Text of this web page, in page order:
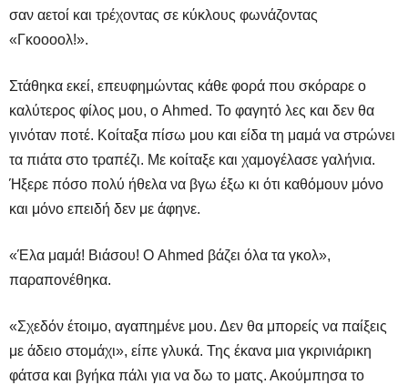
σαν αετοί και τρέχοντας σε κύκλους φωνάζοντας
«Γκοοοολ!».
Στάθηκα εκεί, επευφημώντας κάθε φορά που σκόραρε ο
καλύτερος φίλος μου, ο Ahmed. To φαγητό λες και δεν θα
γινόταν ποτέ. Κοίταξα πίσω μου και είδα τη μαμά να στρώνει
τα πιάτα στο τραπέζι. Με κοίταξε και χαμογέλασε γαλήνια.
Ήξερε πόσο πολύ ήθελα να βγω έξω κι ότι καθόμουν μόνο
και μόνο επειδή δεν με άφηνε.
«Έλα μαμά! Βιάσου! Ο Ahmed βάζει όλα τα γκολ»,
παραπονέθηκα.
«Σχεδόν έτοιμο, αγαπημένε μου. Δεν θα μπορείς να παίξεις
με άδειο στομάχι», είπε γλυκά. Της έκανα μια γκρινιάρικη
φάτσα και βγήκα πάλι για να δω το ματς. Ακούμπησα το